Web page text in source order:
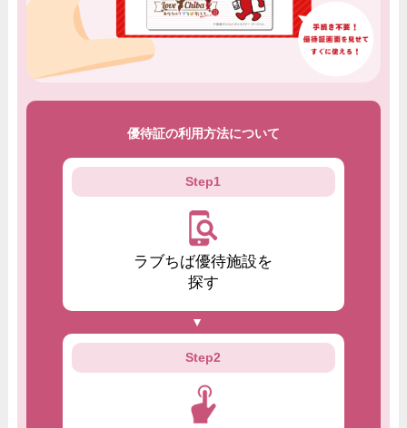
優待証の利用方法について
Step1
ラブちば優待施設を
探す
Step2